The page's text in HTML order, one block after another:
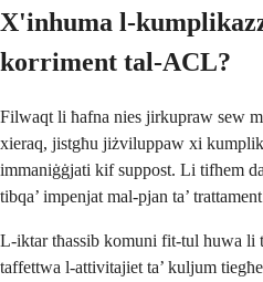
X'inhuma l-
korriment tal-ACL?
Filwaqt li ħafna nies jirkupraw sew
xieraq, jistgħu jiżviluppaw xi
immaniġġjati kif suppost. Li tifhem
tibqa’ impenjat mal-pjan ta’
L-iktar tħassib komuni fit-tul huwa
taffettwa l-attivitajiet ta’ kuljum